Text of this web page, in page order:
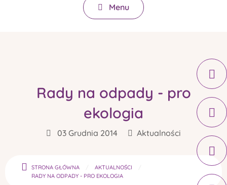
Menu
Rady na odpady - pro
ekologia
03 Grudnia 2014 Aktualności
STRONA GŁÓWNA
AKTUALNOŚCI
RADY NA ODPADY - PRO EKOLOGIA